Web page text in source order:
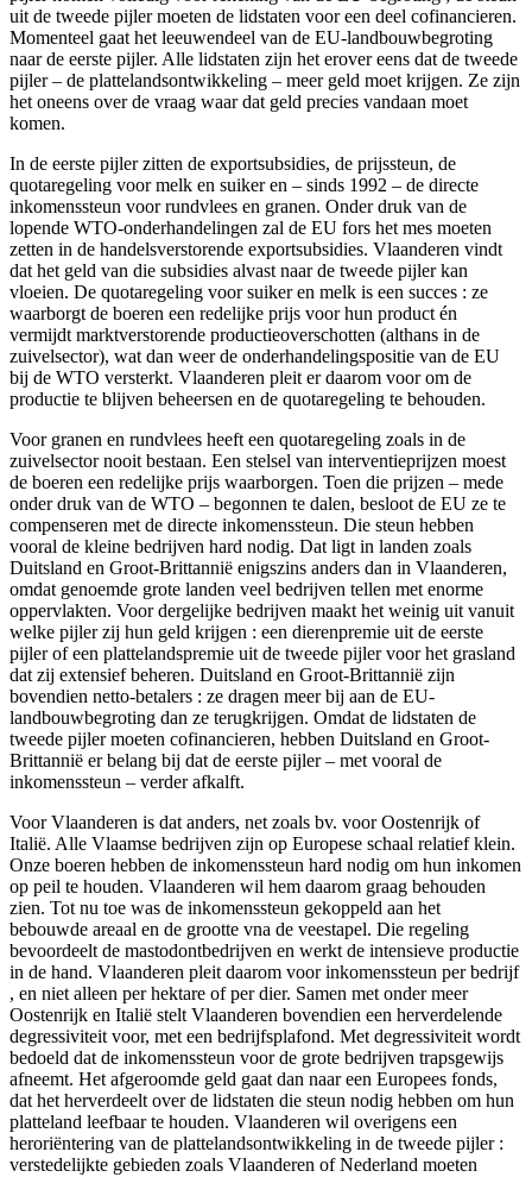
uit de tweede pijler moeten de lidstaten voor een deel cofinancieren.
Momenteel gaat het leeuwendeel van de EU-landbouwbegroting
naar de eerste pijler. Alle lidstaten zijn het erover eens dat de tweede
pijler – de plattelandsontwikkeling – meer geld moet krijgen. Ze zijn
het oneens over de vraag waar dat geld precies vandaan moet
komen.
In de eerste pijler zitten de exportsubsidies, de prijssteun, de
quotaregeling voor melk en suiker en – sinds 1992 – de directe
inkomenssteun voor rundvlees en granen. Onder druk van de
lopende WTO-onderhandelingen zal de EU fors het mes moeten
zetten in de handelsverstorende exportsubsidies. Vlaanderen vindt
dat het geld van die subsidies alvast naar de tweede pijler kan
vloeien. De quotaregeling voor suiker en melk is een succes : ze
waarborgt de boeren een redelijke prijs voor hun product én
vermijdt marktverstorende productieoverschotten (althans in de
zuivelsector), wat dan weer de onderhandelingspositie van de EU
bij de WTO versterkt. Vlaanderen pleit er daarom voor om de
productie te blijven beheersen en de quotaregeling te behouden.
Voor granen en rundvlees heeft een quotaregeling zoals in de
zuivelsector nooit bestaan. Een stelsel van interventieprijzen moest
de boeren een redelijke prijs waarborgen. Toen die prijzen – mede
onder druk van de WTO – begonnen te dalen, besloot de EU ze te
compenseren met de directe inkomenssteun. Die steun hebben
vooral de kleine bedrijven hard nodig. Dat ligt in landen zoals
Duitsland en Groot-Brittannië enigszins anders dan in Vlaanderen,
omdat genoemde grote landen veel bedrijven tellen met enorme
oppervlakten. Voor dergelijke bedrijven maakt het weinig uit vanuit
welke pijler zij hun geld krijgen : een dierenpremie uit de eerste
pijler of een plattelandspremie uit de tweede pijler voor het grasland
dat zij extensief beheren. Duitsland en Groot-Brittannië zijn
bovendien netto-betalers : ze dragen meer bij aan de EU-
landbouwbegroting dan ze terugkrijgen. Omdat de lidstaten de
tweede pijler moeten cofinancieren, hebben Duitsland en Groot-
Brittannië er belang bij dat de eerste pijler – met vooral de
inkomenssteun – verder afkalft.
Voor Vlaanderen is dat anders, net zoals bv. voor Oostenrijk of
Italië. Alle Vlaamse bedrijven zijn op Europese schaal relatief klein.
Onze boeren hebben de inkomenssteun hard nodig om hun inkomen
op peil te houden. Vlaanderen wil hem daarom graag behouden
zien. Tot nu toe was de inkomenssteun gekoppeld aan het
bebouwde areaal en de grootte vna de veestapel. Die regeling
bevoordeelt de mastodontbedrijven en werkt de intensieve productie
in de hand. Vlaanderen pleit daarom voor inkomenssteun per bedrijf
, en niet alleen per hektare of per dier. Samen met onder meer
Oostenrijk en Italië stelt Vlaanderen bovendien een herverdelende
degressiviteit voor, met een bedrijfsplafond. Met degressiviteit wordt
bedoeld dat de inkomenssteun voor de grote bedrijven trapsgewijs
afneemt. Het afgeroomde geld gaat dan naar een Europees fonds,
dat het herverdeelt over de lidstaten die steun nodig hebben om hun
platteland leefbaar te houden. Vlaanderen wil overigens een
heroriëntering van de plattelandsontwikkeling in de tweede pijler :
verstedelijkte gebieden zoals Vlaanderen of Nederland moeten